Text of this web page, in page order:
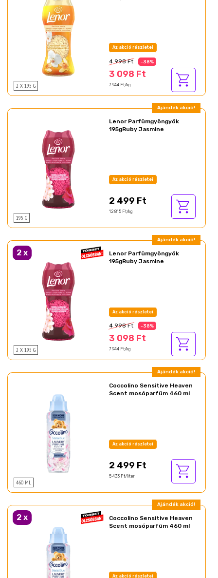
2 X 195 G
Az akció részletei
4 998 Ft -38%
3 098 Ft
7 944 Ft/kg
Ajándék akció!
195 G
Lenor Parfümgyöngyök
195gRuby Jasmine
Az akció részletei
2 499 Ft
12 815 Ft/kg
Ajándék akció!
2 x
2 X 195 G
Lenor Parfümgyöngyök
195gRuby Jasmine
Az akció részletei
4 998 Ft -38%
3 098 Ft
7 944 Ft/kg
Ajándék akció!
460 ML
Coccolino Sensitive Heaven
Scent mosóparfüm 460 ml
Az akció részletei
2 499 Ft
5 433 Ft/liter
Ajándék akció!
2 x
Coccolino Sensitive Heaven
Scent mosóparfüm 460 ml
Az akció részletei